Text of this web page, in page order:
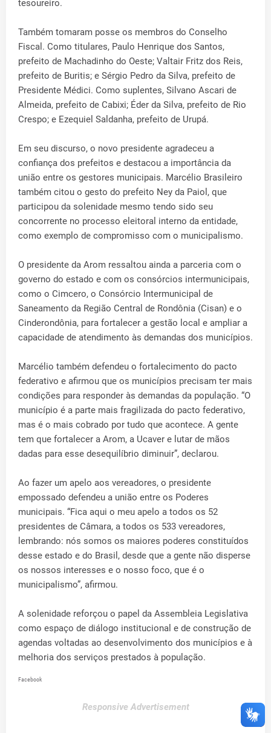
tesoureiro.
Também tomaram posse os membros do Conselho
Fiscal. Como titulares, Paulo Henrique dos Santos,
prefeito de Machadinho do Oeste; Valtair Fritz dos Reis,
prefeito de Buritis; e Sérgio Pedro da Silva, prefeito de
Presidente Médici. Como suplentes, Silvano Ascari de
Almeida, prefeito de Cabixi; Éder da Silva, prefeito de Rio
Crespo; e Ezequiel Saldanha, prefeito de Urupá.
Em seu discurso, o novo presidente agradeceu a
confiança dos prefeitos e destacou a importância da
união entre os gestores municipais. Marcélio Brasileiro
também citou o gesto do prefeito Ney da Paiol, que
participou da solenidade mesmo tendo sido seu
concorrente no processo eleitoral interno da entidade,
como exemplo de compromisso com o municipalismo.
O presidente da Arom ressaltou ainda a parceria com o
governo do estado e com os consórcios intermunicipais,
como o Cimcero, o Consórcio Intermunicipal de
Saneamento da Região Central de Rondônia (Cisan) e o
Cinderondônia, para fortalecer a gestão local e ampliar a
capacidade de atendimento às demandas dos municípios.
Marcélio também defendeu o fortalecimento do pacto
federativo e afirmou que os municípios precisam ter mais
condições para responder às demandas da população. “O
município é a parte mais fragilizada do pacto federativo,
mas é o mais cobrado por tudo que acontece. A gente
tem que fortalecer a Arom, a Ucaver e lutar de mãos
dadas para esse desequilíbrio diminuir”, declarou.
Ao fazer um apelo aos vereadores, o presidente
empossado defendeu a união entre os Poderes
municipais. “Fica aqui o meu apelo a todos os 52
presidentes de Câmara, a todos os 533 vereadores,
lembrando: nós somos os maiores poderes constituídos
desse estado e do Brasil, desde que a gente não disperse
os nossos interesses e o nosso foco, que é o
municipalismo”, afirmou.
A solenidade reforçou o papel da Assembleia Legislativa
como espaço de diálogo institucional e de construção de
agendas voltadas ao desenvolvimento dos municípios e à
melhoria dos serviços prestados à população.
Facebook
Responsive Advertisement